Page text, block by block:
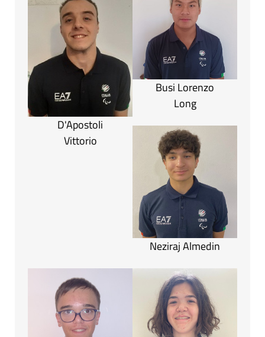
D'Apostoli
Vittorio
Busi Lorenzo
Long
Neziraj Almedin